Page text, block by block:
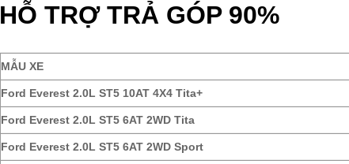
HỖ TRỢ TRẢ GÓP 90%
MẪU XE
Ford Everest 2.0L ST5 10AT 4X4 Tita+
Ford Everest 2.0L ST5 6AT 2WD Tita
Ford Everest 2.0L ST5 6AT 2WD Sport